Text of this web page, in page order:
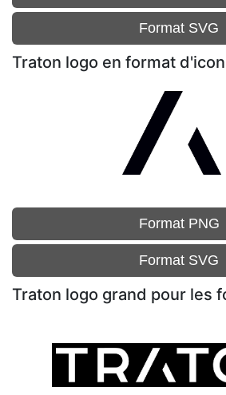
Format SVG
Traton logo en format
Format PNG
Format SVG
Traton logo grand pour les